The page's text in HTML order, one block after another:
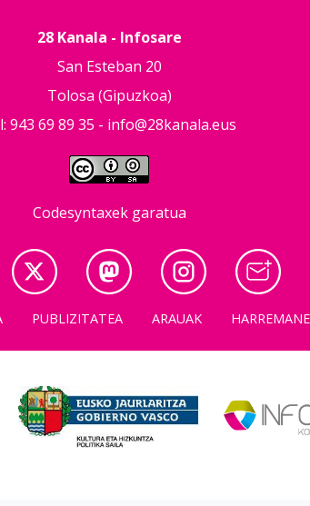
28 Kanala - Infosare
San Esteban 20
Tolosa (Gipuzkoa)
943 69 89 35 - info@28kanala.eus
Codesyntaxek garatua
PUBLIZITATEA ARAUAK